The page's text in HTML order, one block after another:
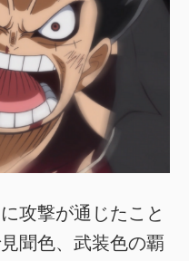
攻撃が通じたこと
聞色、武装色の覇